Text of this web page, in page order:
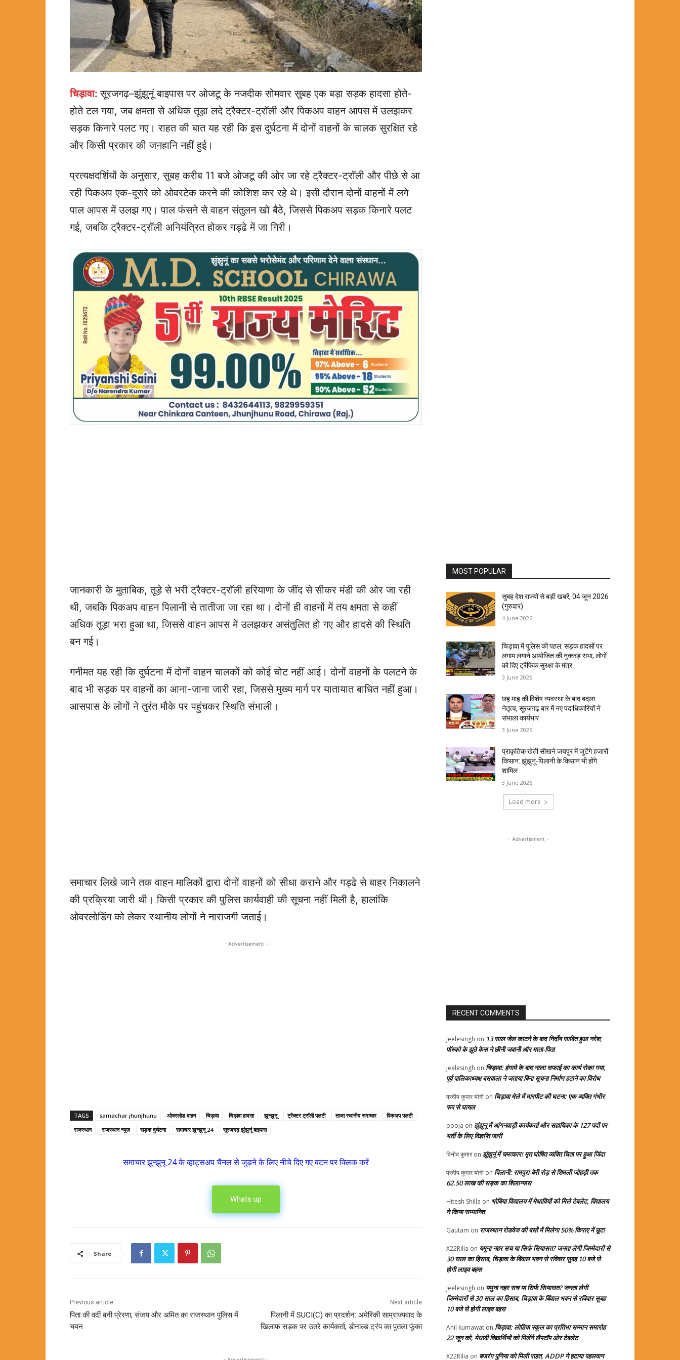
चिड़ावा:सूरजगढ़–झुंझुनूं बाइपास पर ओजटू के नजदीक सोमवार सुबह एक बड़ा सड़क हादसा होते-
होते टल गया, जब क्षमता से अधिक तूड़ा लदे ट्रैक्टर-ट्रॉली और पिकअप वाहन आपस में उलझकर
सड़क किनारे पलट गए। राहत की बात यह रही कि इस दुर्घटना में दोनों वाहनों के चालक सुरक्षित रहे
और किसी प्रकार की जनहानि नहीं हुई।
प्रत्यक्षदर्शियों के अनुसार, सुबह करीब 11 बजे ओजटू की ओर जा रहे ट्रैक्टर-ट्रॉली और पीछे से आ
रही पिकअप एक-दूसरे को ओवरटेक करने की कोशिश कर रहे थे। इसी दौरान दोनों वाहनों में लगे
पाल आपस में उलझ गए। पाल फंसने से वाहन संतुलन खो बैठे, जिससे पिकअप सड़क किनारे पलट
गई, जबकि ट्रैक्टर-ट्रॉली अनियंत्रित होकर गड्ढे में जा गिरी।
जानकारी के मुताबिक, तूड़े से भरी ट्रैक्टर-ट्रॉली हरियाणा के जींद से सीकर मंडी की ओर जा रही
थी, जबकि पिकअप वाहन पिलानी से तातीजा जा रहा था। दोनों ही वाहनों में तय क्षमता से कहीं
अधिक तूड़ा भरा हुआ था, जिससे वाहन आपस में उलझकर असंतुलित हो गए और हादसे की स्थिति
बन गई।
गनीमत यह रही कि दुर्घटना में दोनों वाहन चालकों को कोई चोट नहीं आई। दोनों वाहनों के पलटने के
बाद भी सड़क पर वाहनों का आना-जाना जारी रहा, जिससे मुख्य मार्ग पर यातायात बाधित नहीं हुआ।
आसपास के लोगों ने तुरंत मौके पर पहुंचकर स्थिति संभाली।
समाचार लिखे जाने तक वाहन मालिकों द्वारा दोनों वाहनों को सीधा कराने और गड्ढे से बाहर निकालने
की प्रक्रिया जारी थी। किसी प्रकार की पुलिस कार्यवाही की सूचना नहीं मिली है, हालांकि
ओवरलोडिंग को लेकर स्थानीय लोगों ने नाराजगी जताई।
- Advertisement -
TAGS samachar jhunjhunu ओवरलोड वाहन चिड़ावा चिड़ावा हादसा झुन्झुनू ट्रैक्टर ट्रॉली पलटी ताजा स्थानीय समाचार
पिकअप पलटी
राजस्थान
राजस्थान न्यूज़ सड़क दुर्घटना समाचार झुन्झुनू 24 सूरजगढ़ झुंझुनूं बाइपास
समाचार झुन्झुनू 24 के व्हाट्सअप चैनल से जुड़ने के लिए नीचे दिए गए बटन पर क्लिक करें
Whats up
Share
Previous article
पिता की वर्दी बनी प्रेरणा, संजय और अमित का राजस्थान पुलिस में
चयन
Next article
पिलानी में SUCI(C) का प्रदर्शन: अमेरिकी साम्राज्यवाद के
खिलाफ सड़क पर उतरे कार्यकर्ता, डोनाल्ड ट्रंप का पुतला फूंका
MOST POPULAR
सुबह देश राज्यों से बड़ी खबरें, 04 जून 2026
(गुरुवार)
4 June 2026
चिड़ावा में पुलिस की पहल: सड़क हादसों पर
लगाम लगाने आयोजित की नुक्कड़ सभा, लोगों
को दिए ट्रैफिक सुरक्षा के मंत्र
3 June 2026
छह माह की विशेष व्यवस्था के बाद बदला
नेतृत्व, सूरजगढ़ बार में नए पदाधिकारियों ने
संभाला कार्यभार
3 June 2026
प्राकृतिक खेती सीखने जयपुर में जुटेंगे हजारों
किसान: झुंझुनूं-पिलानी के किसान भी होंगे
शामिल
3 June 2026
Load more
- Advertisment -
RECENT COMMENTS
Jeelesingh on 13 साल जेल काटने के बाद निर्दोष साबित हुआ नरेश,
पॉस्को के झूठे केस ने छीनी जवानी और माता-पिता
Jeelesingh on चिड़ावा: हंगामे के बाद नाला सफाई का कार्य रोका गया,
पूर्व पालिकाध्यक्ष बसवाला ने जताया बिना सूचना निर्माण हटाने का विरोध
प्रदीप कुमार योगी on चिड़ावा मेले में मारपीट की घटना: एक व्यक्ति गंभीर
रूप से घायल
pooja on झुंझुनू में आंगनवाड़ी कार्यकर्ता और सहायिका के 127 पदों पर
भर्ती के लिए विज्ञप्ति जारी
विनोद कुमारon झुंझुनूं में चमत्कार! मृत घोषित व्यक्ति चिता पर हुआ जिंदा
प्रदीप कुमार योगी on पिलानी: रामपुरा-बेरी रोड़ से शिमली जोहड़ी तक
62.50 लाख की सड़क का शिलान्यास
Hitesh Shilla on भोबिया विद्यालय में मेधावियों को मिले टेबलेट, विद्यालय
ने किया सम्मानित
Gautam on राजस्थान रोडवेज की बसों में मिलेगा 50% किराए में छूट!
X22Rilia on यमुना नहर सच या सिर्फ सियासत? जनता लेगी जिम्मेदारों से
30 साल का हिसाब, चिड़ावा के बिंवाल भवन से रविवार सुबह 10 बजे से
होगी लाइव बहस
Jeelesingh on यमुना नहर सच या सिर्फ सियासत? जनता लेगी
जिम्मेदारों से 30 साल का हिसाब, चिड़ावा के बिंवाल भवन से रविवार सुबह
10 बजे से होगी लाइव बहस
Anil kumawat on चिड़ावा: लोहिया स्कूल का प्रतिभा सम्मान समारोह
22 जून को, मेधावी विद्यार्थियों को मिलेंगे लैपटॉप ओर टेबलेट
X22Rilia on बजरंग पुनिया को मिली राहत, ADDP ने हटाया पहलवान